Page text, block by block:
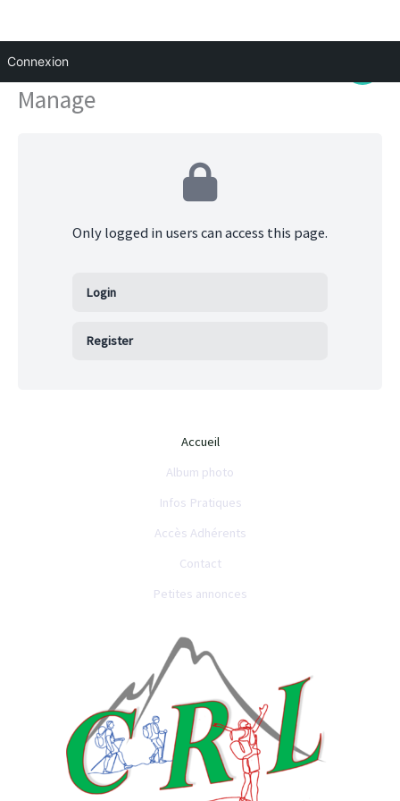
Connexion
contenuManage
Only logged in users can access this page.
Login
Register
Accueil
Album photo
Infos Pratiques
Accès Adhérents
Contact
Petites annonces